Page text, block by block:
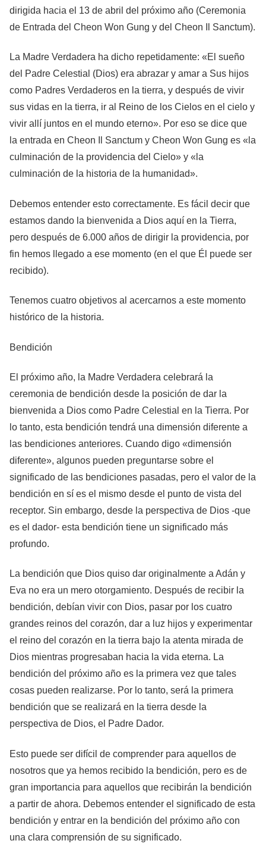
dirigida hacia el 13 de abril del próximo año (Ceremonia
de Entrada del Cheon Won Gung y del Cheon Il Sanctum).
La Madre Verdadera ha dicho repetidamente: «El sueño
del Padre Celestial (Dios) era abrazar y amar a Sus hijos
como Padres Verdaderos en la tierra, y después de vivir
sus vidas en la tierra, ir al Reino de los Cielos en el cielo y
vivir allí juntos en el mundo eterno». Por eso se dice que
la entrada en Cheon Il Sanctum y Cheon Won Gung es «la
culminación de la providencia del Cielo» y «la
culminación de la historia de la humanidad».
Debemos entender esto correctamente. Es fácil decir que
estamos dando la bienvenida a Dios aquí en la Tierra,
pero después de 6.000 años de dirigir la providencia, por
fin hemos llegado a ese momento (en el que Él puede ser
recibido).
Tenemos cuatro objetivos al acercarnos a este momento
histórico de la historia.
Bendición
El próximo año, la Madre Verdadera celebrará la
ceremonia de bendición desde la posición de dar la
bienvenida a Dios como Padre Celestial en la Tierra. Por
lo tanto, esta bendición tendrá una dimensión diferente a
las bendiciones anteriores. Cuando digo «dimensión
diferente», algunos pueden preguntarse sobre el
significado de las bendiciones pasadas, pero el valor de la
bendición en sí es el mismo desde el punto de vista del
receptor. Sin embargo, desde la perspectiva de Dios -que
es el dador- esta bendición tiene un significado más
profundo.
La bendición que Dios quiso dar originalmente a Adán y
Eva no era un mero otorgamiento. Después de recibir la
bendición, debían vivir con Dios, pasar por los cuatro
grandes reinos del corazón, dar a luz hijos y experimentar
el reino del corazón en la tierra bajo la atenta mirada de
Dios mientras progresaban hacia la vida eterna. La
bendición del próximo año es la primera vez que tales
cosas pueden realizarse. Por lo tanto, será la primera
bendición que se realizará en la tierra desde la
perspectiva de Dios, el Padre Dador.
Esto puede ser difícil de comprender para aquellos de
nosotros que ya hemos recibido la bendición, pero es de
gran importancia para aquellos que recibirán la bendición
a partir de ahora. Debemos entender el significado de esta
bendición y entrar en la bendición del próximo año con
una clara comprensión de su significado.